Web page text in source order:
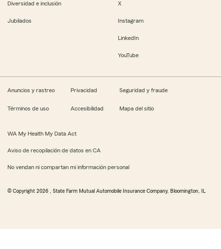
Diversidad e inclusión
Jubilados
X
Instagram
LinkedIn
YouTube
Anuncios y rastreo Privacidad Seguridad y fraude
Términos de uso Accesibilidad Mapa del sitio
WA My Health My Data Act
Aviso de recopilación de datos en CA
No vendan ni compartan mi información personal
© Copyright 2026 , State Farm Mutual Automobile Insurance Company, Bloomington, IL